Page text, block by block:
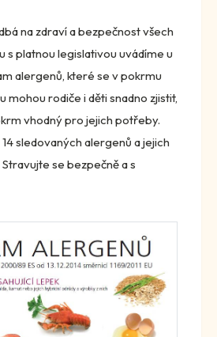
na zdraví a bezpečnost všech
s platnou legislativou uvádíme u
alergenů, které se v pokrmu
mohou rodiče i děti snadno zjistit,
vhodný pro jejich potřeby.
sledovaných alergenů a jejich
se bezpečně a s